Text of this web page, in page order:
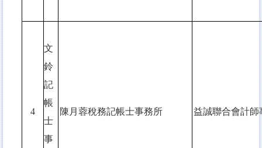
4
文
鈴
記
帳
士
事
陳月蓉稅務記帳士事務所 益誠聯合會計師